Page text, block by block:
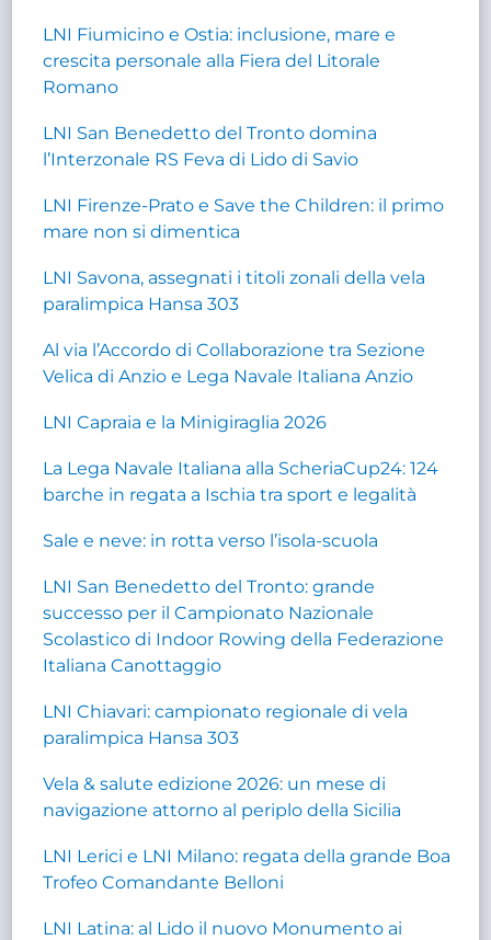
LNI Fiumicino e Ostia: inclusione, mare e
crescita personale alla Fiera del Litorale
Romano
LNI San Benedetto del Tronto domina
l’Interzonale RS Feva di Lido di Savio
LNI Firenze-Prato e Save the Children: il primo
mare non si dimentica
LNI Savona, assegnati i titoli zonali della vela
paralimpica Hansa 303
Al via l’Accordo di Collaborazione tra Sezione
Velica di Anzio e Lega Navale Italiana Anzio
LNI Capraia e la Minigiraglia 2026
La Lega Navale Italiana alla ScheriaCup24: 124
barche in regata a Ischia tra sport e legalità
Sale e neve: in rotta verso l’isola-scuola
LNI San Benedetto del Tronto: grande
successo per il Campionato Nazionale
Scolastico di Indoor Rowing della Federazione
Italiana Canottaggio
LNI Chiavari: campionato regionale di vela
paralimpica Hansa 303
Vela & salute edizione 2026: un mese di
navigazione attorno al periplo della Sicilia
LNI Lerici e LNI Milano: regata della grande Boa
Trofeo Comandante Belloni
LNI Latina: al Lido il nuovo Monumento ai